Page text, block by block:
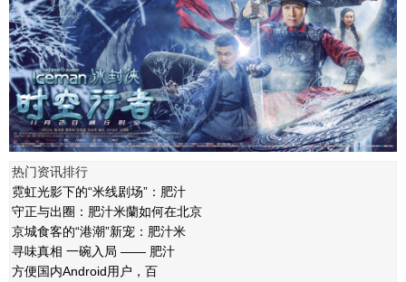
热门资讯排行
霓虹光影下的“米线剧场”：肥汁
守正与出圈：肥汁米蘭如何在北京
京城食客的“港潮”新宠：肥汁米
寻味真相 一碗入局 —— 肥汁
方便国内Android用户，百